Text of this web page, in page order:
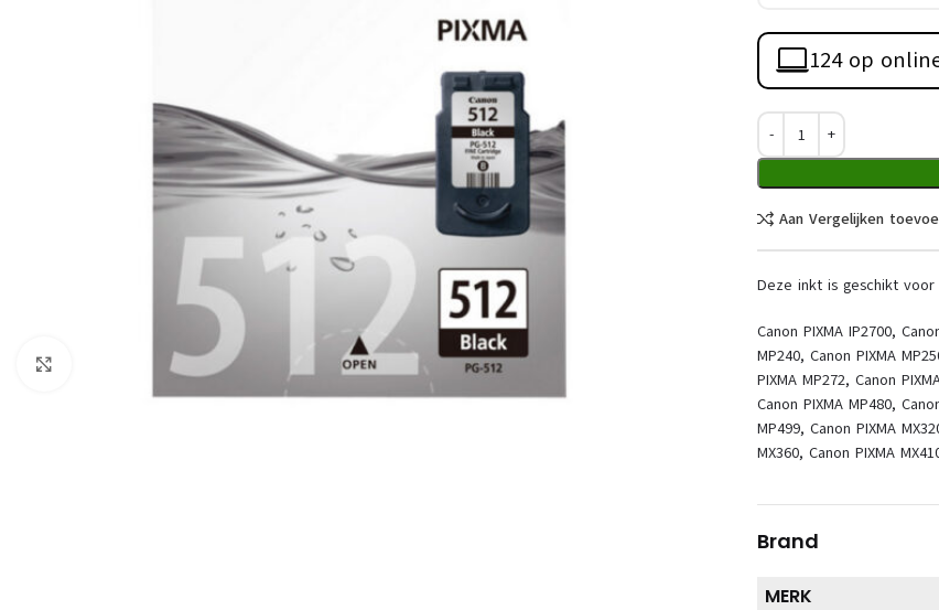
Click to enlarge
124 op
Aan Vergelijken
Deze inkt is geschikt
Canon PIXMA IP2700,
MP240, Canon PIXMA
PIXMA MP272, Canon
Canon PIXMA MP480,
MP499, Canon PIXMA
MX360, Canon PIXMA
Brand
MERK